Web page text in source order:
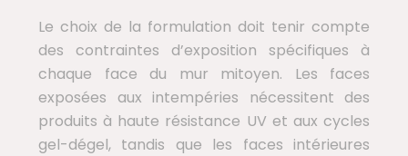
Le choix de la formulation doit tenir compte
des contraintes d’exposition spécifiques à
chaque face du mur mitoyen. Les faces
exposées aux intempéries nécessitent des
produits à haute résistance UV et aux cycles
gel-dégel, tandis que les faces intérieures